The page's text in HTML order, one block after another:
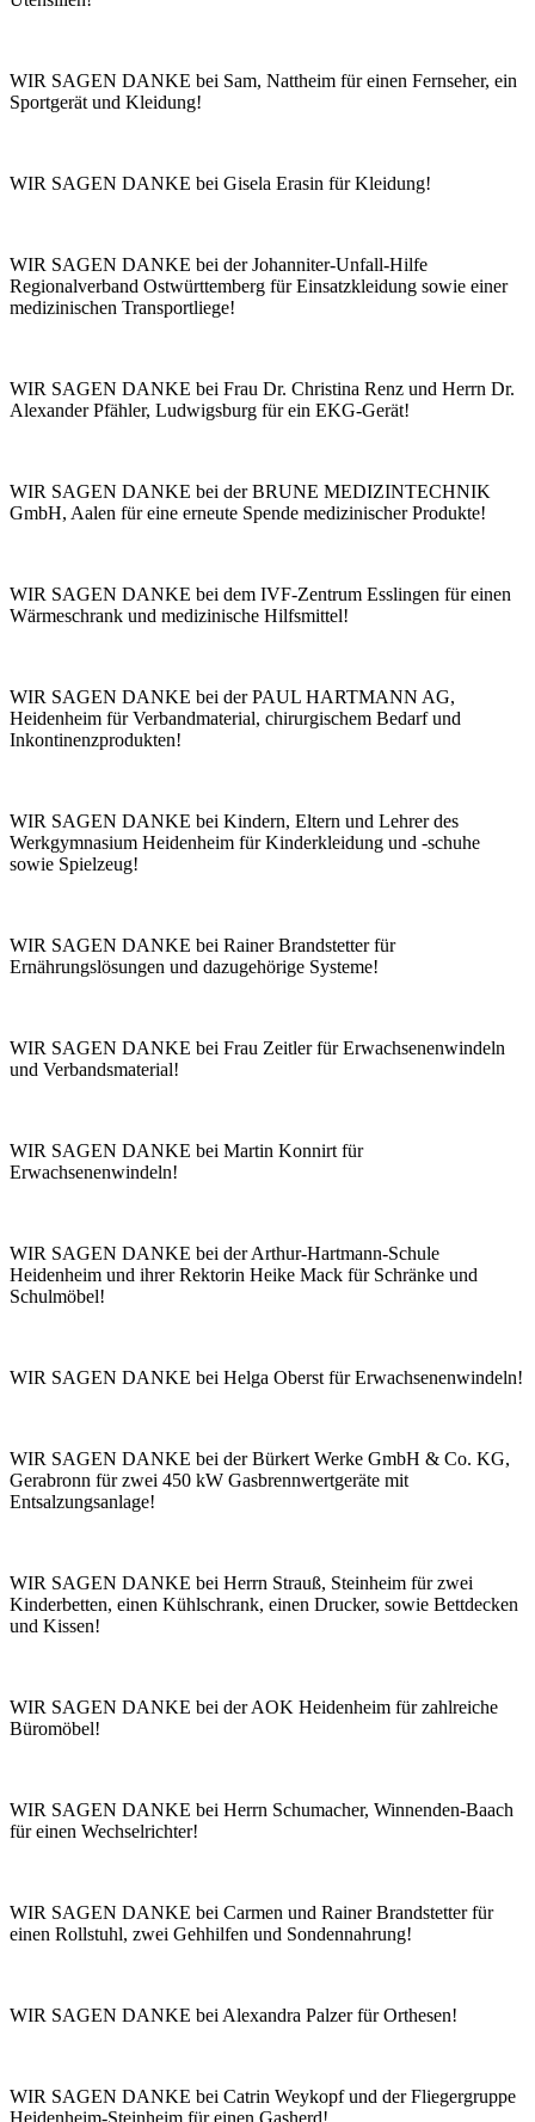
WIR SAGEN DANKE bei Sam, Nattheim für einen Fernseher, ein
Sportgerät und Kleidung!
WIR SAGEN DANKE bei Gisela Erasin für Kleidung!
WIR SAGEN DANKE bei der Johanniter-Unfall-Hilfe
Regionalverband Ostwürttemberg für Einsatzkleidung sowie einer
medizinischen Transportliege!
WIR SAGEN DANKE bei Frau Dr. Christina Renz und Herrn Dr.
Alexander Pfähler, Ludwigsburg für ein EKG-Gerät!
WIR SAGEN DANKE bei der BRUNE MEDIZINTECHNIK
GmbH, Aalen für eine erneute Spende medizinischer Produkte!
WIR SAGEN DANKE bei dem IVF-Zentrum Esslingen für einen
Wärmeschrank und medizinische Hilfsmittel!
WIR SAGEN DANKE bei der PAUL HARTMANN AG,
Heidenheim für Verbandmaterial, chirurgischem Bedarf und
Inkontinenzprodukten!
WIR SAGEN DANKE bei Kindern, Eltern und Lehrer des
Werkgymnasium Heidenheim für Kinderkleidung und -schuhe
sowie Spielzeug!
WIR SAGEN DANKE bei Rainer Brandstetter für
Ernährungslösungen und dazugehörige Systeme!
WIR SAGEN DANKE bei Frau Zeitler für Erwachsenenwindeln
und Verbandsmaterial!
WIR SAGEN DANKE bei Martin Konnirt für
Erwachsenenwindeln!
WIR SAGEN DANKE bei der Arthur-Hartmann-Schule
Heidenheim und ihrer Rektorin Heike Mack für Schränke und
Schulmöbel!
WIR SAGEN DANKE bei Helga Oberst für Erwachsenenwindeln!
WIR SAGEN DANKE bei der Bürkert Werke GmbH & Co. KG,
Gerabronn für zwei 450 kW Gasbrennwertgeräte mit
Entsalzungsanlage!
WIR SAGEN DANKE bei Herrn Strauß, Steinheim für zwei
Kinderbetten, einen Kühlschrank, einen Drucker, sowie Bettdecken
und Kissen!
WIR SAGEN DANKE bei der AOK Heidenheim für zahlreiche
Büromöbel!
WIR SAGEN DANKE bei Herrn Schumacher, Winnenden-Baach
für einen Wechselrichter!
WIR SAGEN DANKE bei Carmen und Rainer Brandstetter für
einen Rollstuhl, zwei Gehhilfen und Sondennahrung!
WIR SAGEN DANKE bei Alexandra Palzer für Orthesen!
WIR SAGEN DANKE bei Catrin Weykopf und der Fliegergruppe
Heidenheim-Steinheim für einen Gasherd!